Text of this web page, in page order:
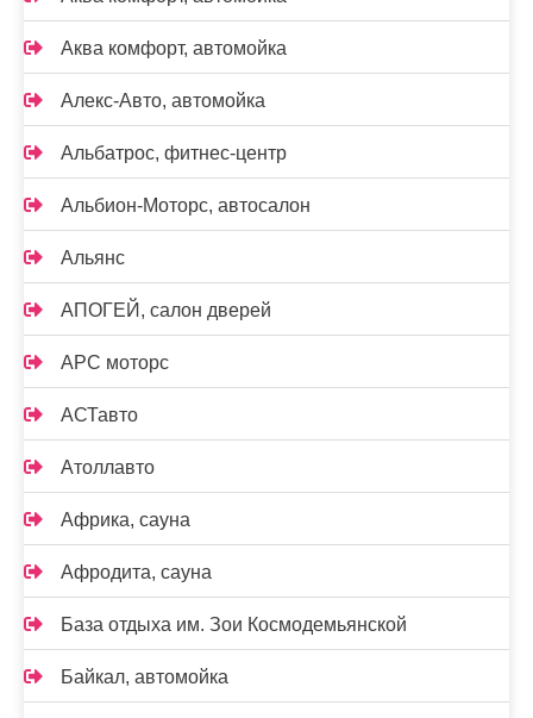
Аква комфорт, автомойка
Алекс-Авто, автомойка
Альбатрос, фитнес-центр
Альбион-Моторс, автосалон
Альянс
АПОГЕЙ, салон дверей
АРС моторс
АСТавто
Атоллавто
Африка, сауна
Афродита, сауна
База отдыха им. Зои Космодемьянской
Байкал, автомойка